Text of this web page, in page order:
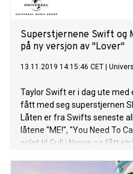
Superstjernene Swift og
på ny versjon av "Lover"
13.11.2019 14:15:46 CET
Taylor Swift er i dag ute med
fått med seg superstjernen
Låten er fra Swifts seneste
låtene "ME!", "You Need To
solgt til Gull i Norge og fått
av verdens beste